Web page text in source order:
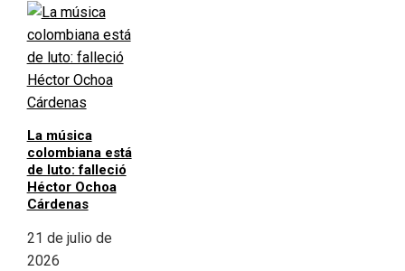
La música
colombiana está
de luto: falleció
Héctor Ochoa
Cárdenas
21 de julio de
2026